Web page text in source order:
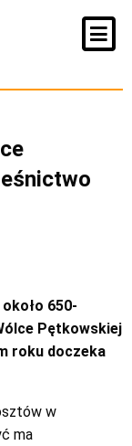
650-
Pętkowskiej
roku doczeka
w
ma